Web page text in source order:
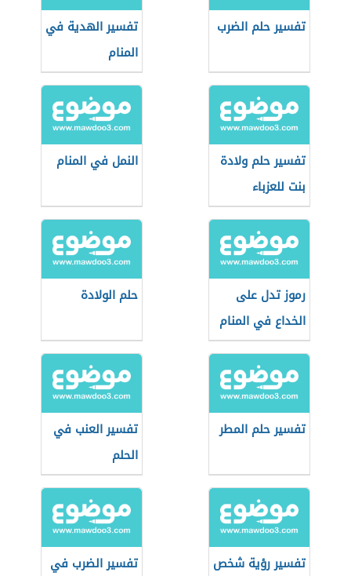
تفسير حلم الضرب
تفسير الهدية في
المنام
تفسير حلم ولادة
بنت للعزباء
النمل في المنام
رموز تدل على
الخداع في المنام
حلم الولادة
تفسير حلم المطر
تفسير العنب في
الحلم
تفسير رؤية شخص
تفسير الضرب في